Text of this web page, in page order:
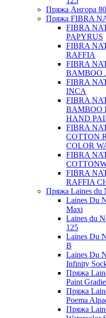
Пряжа Ангора 80
Пряжа FIBRA
FIBRA
PAPYRUS
FIBRA
RAFFIA
FIBRA
BAMBOO
FIBRA
INCA
FIBRA
BAMBOO
HAND
FIBRA
COTTON
COLOR
FIBRA
FIBRA
RAFFIA
Пряжа Laines du
Laines Du
Maxi
Laines du
125
Laines Du
B
Laines Du
Infinity
Пряжа
Paint
Пряжа
Poema
Пряжа